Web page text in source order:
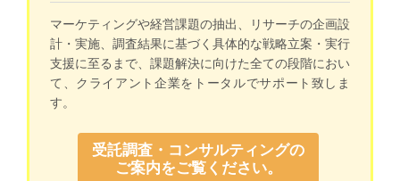
マーケティングや経営課題の抽出、リサーチの企画設
計・実施、調査結果に基づく具体的な戦略立案・実行
支援に至るまで、課題解決に向けた全ての段階におい
て、クライアント企業をトータルでサポート致しま
す。
受託調査・コンサルティングの
ご案内をご覧ください。